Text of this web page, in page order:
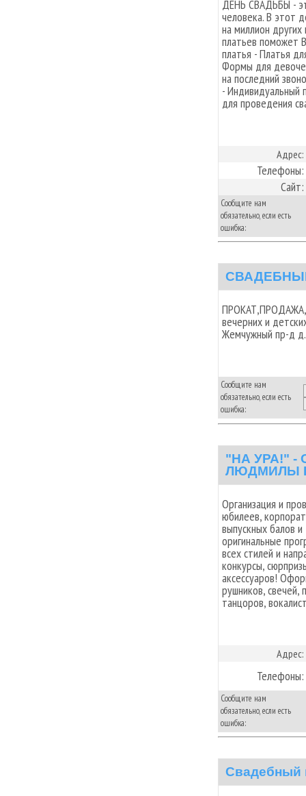
ДЕНЬ СВАДЬБЫ -
человека. В этот
на миллион
платьев
платья - Платья
Формы для
на последний
- Индивидуальный
для проведения
Адрес:
Телефоны:
Сайт:
Сообщите нам
обязательно, если есть
ошибка:
вечерних и
Жемчужный пр-д
Сообщите нам
обязательно, если есть
ошибка:
"НА УРА!" -
ЛЮДМИЛЫ
Организация и
юбилеев,
выпускных балов
оригинальные
всех стилей и
конкурсы,
аксессуаров!
рушников, свечей,
танцоров,
Адрес:
Телефоны:
Сообщите нам
обязательно, если есть
ошибка:
Свадебный